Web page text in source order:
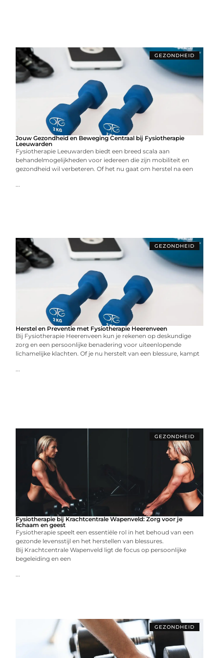
GEZONDHEID
Jouw Gezondheid en Beweging Centraal bij Fysiotherapie
Leeuwarden
Fysiotherapie Leeuwarden biedt een breed scala aan
behandelmogelijkheden voor iedereen die zijn mobiliteit en
gezondheid wil verbeteren. Of het nu gaat om herstel na een
...
GEZONDHEID
Herstel en Preventie met Fysiotherapie Heerenveen
Bij Fysiotherapie Heerenveen kun je rekenen op deskundige
zorg en een persoonlijke benadering voor uiteenlopende
lichamelijke klachten. Of je nu herstelt van een blessure, kampt
...
GEZONDHEID
Fysiotherapie bij Krachtcentrale Wapenveld: Zorg voor je
lichaam en geest
Fysiotherapie speelt een essentiële rol in het behoud van een
gezonde levensstijl en het herstellen van blessures.
Bij Krachtcentrale Wapenveld ligt de focus op persoonlijke
begeleiding en een
...
GEZONDHEID